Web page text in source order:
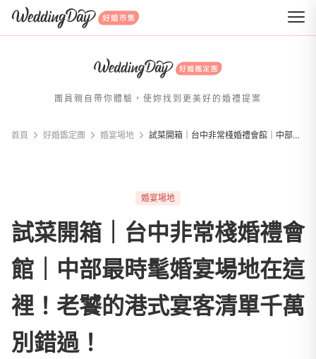
WeddingDay 好婚市集
團員親自帶你體驗，使妳找到更美好的婚禮提案
首頁 好婚鑑定團 婚宴場地 試菜開箱｜台中非常棧婚禮會館｜中部最時髦婚宴場地在這裡！老饕的港式宴客清單千萬別錯過！
婚宴場地
試菜開箱｜台中非常棧婚禮會
館｜中部最時髦婚宴場地在這
裡！老饕的港式宴客清單千萬
別錯過！